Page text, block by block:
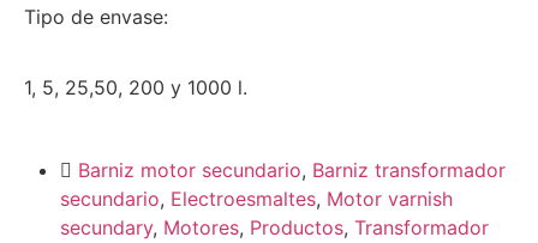
Tipo de envase:
1, 5, 25,50, 200 y 1000 l.
Barniz motor secundario, Barniz transformador
secundario, Electroesmaltes, Motor varnish
secundary, Motores, Productos, Transformador